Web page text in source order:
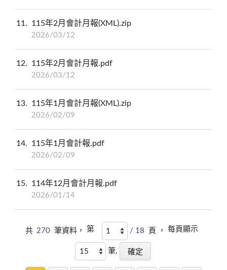
11 115年2月會計月報(XML).zip
2026/03/12
12 115年2月會計月報.pdf
2026/03/12
13 115年1月會計月報(XML).zip
2026/02/09
14 115年1月會計報.pdf
2026/02/09
15 114年12月會計月報.pdf
2026/01/14
共 270 筆資料， 第 / 18 頁 ， 每頁顯示
筆,